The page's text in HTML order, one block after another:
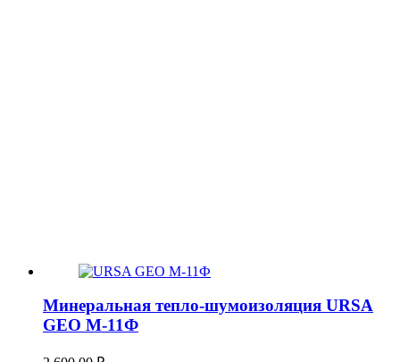
Минеральная тепло-шумоизоляция URSA
GEO М-11Ф